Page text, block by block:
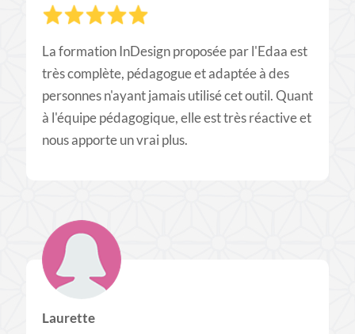
La formation InDesign proposée par l'Edaa est
très complète, pédagogue et adaptée à des
personnes n'ayant jamais utilisé cet outil. Quant
à l'équipe pédagogique, elle est très réactive et
nous apporte un vrai plus.
Laurette